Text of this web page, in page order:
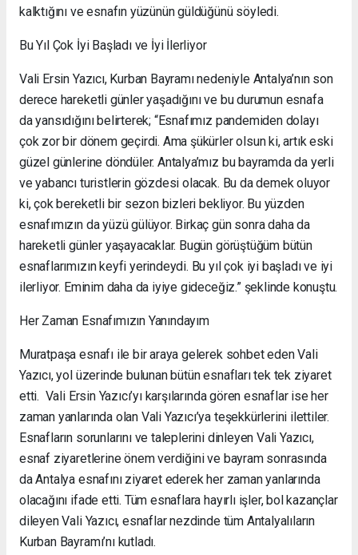
kalktığını ve esnafın yüzünün güldüğünü söyledi.
Bu Yıl Çok İyi Başladı ve İyi İlerliyor
Vali Ersin Yazıcı, Kurban Bayramı nedeniyle Antalya’nın son
derece hareketli günler yaşadığını ve bu durumun esnafa
da yansıdığını belirterek; “Esnafımız pandemiden dolayı
çok zor bir dönem geçirdi. Ama şükürler olsun ki, artık eski
güzel günlerine döndüler. Antalya’mız bu bayramda da yerli
ve yabancı turistlerin gözdesi olacak. Bu da demek oluyor
ki, çok bereketli bir sezon bizleri bekliyor. Bu yüzden
esnafımızın da yüzü gülüyor. Birkaç gün sonra daha da
hareketli günler yaşayacaklar. Bugün görüştüğüm bütün
esnaflarımızın keyfi yerindeydi. Bu yıl çok iyi başladı ve iyi
ilerliyor. Eminim daha da iyiye gideceğiz.” şeklinde konuştu.
Her Zaman Esnafımızın Yanındayım
Muratpaşa esnafı ile bir araya gelerek sohbet eden Vali
Yazıcı, yol üzerinde bulunan bütün esnafları tek tek ziyaret
etti. Vali Ersin Yazıcı’yı karşılarında gören esnaflar ise her
zaman yanlarında olan Vali Yazıcı’ya teşekkürlerini ilettiler.
Esnafların sorunlarını ve taleplerini dinleyen Vali Yazıcı,
esnaf ziyaretlerine önem verdiğini ve bayram sonrasında
da Antalya esnafını ziyaret ederek her zaman yanlarında
olacağını ifade etti. Tüm esnaflara hayırlı işler, bol kazançlar
dileyen Vali Yazıcı, esnaflar nezdinde tüm Antalyalıların
Kurban Bayramı’nı kutladı.